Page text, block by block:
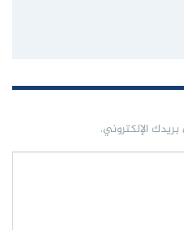
الإلكتروني.